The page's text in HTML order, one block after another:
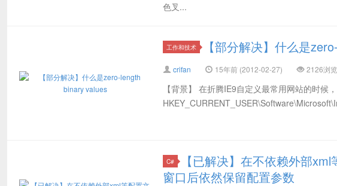
色叉...
工作和技术 【部分解决】什么是
crifan 15年前 (2012-02-27) 2126浏览
【背景】 在折腾IE9自定义最常用网站的时候
C#
【已解决】在不依赖外部
窗口后依然保留配置参数